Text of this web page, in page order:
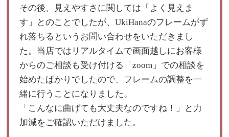
その後、見えやすさに関しては「よく見えま
す」とのことでしたが、UkiHanaのフレームがず
れ落ちるというお問い合わせをいただきまし
た。当店ではリアルタイムで画面越しにお客様
からのご相談も受け付ける「zoom」での相談を
始めたばかりでしたので、フレームの調整を一
緒に行うことになりました。
「こんなに曲げても大丈夫なのですね！」と力
加減をご確認いただけました。